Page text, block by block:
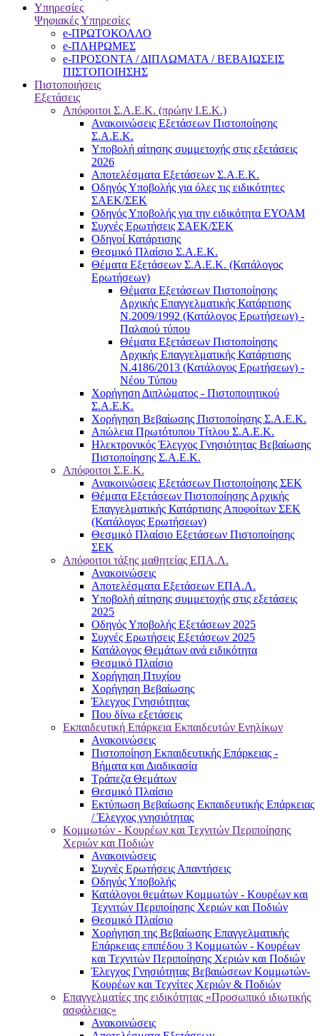
Υπηρεσίες
Ψηφιακές Υπηρεσίες
e-ΠΡΩΤΟΚΟΛΛΟ
e-ΠΛΗΡΩΜΕΣ
e-ΠΡΟΣΟΝΤΑ / ΔΙΠΛΩΜΑΤΑ / ΒΕΒΑΙΩΣΕΙΣ
ΠΙΣΤΟΠΟΙΗΣΗΣ
Πιστοποιήσεις
Εξετάσεις
Απόφοιτοι Σ.Α.Ε.Κ. (πρώην Ι.Ε.Κ.)
Ανακοινώσεις Εξετάσεων Πιστοποίησης
Σ.Α.Ε.Κ.
Υποβολή αίτησης συμμετοχής στις εξετάσεις
2026
Αποτελέσματα Εξετάσεων Σ.Α.Ε.Κ.
Οδηγός Υποβολής για όλες τις ειδικότητες
ΣΑΕΚ/ΣΕΚ
Οδηγός Υποβολής για την ειδικότητα ΕΥΟΑΜ
Συχνές Ερωτήσεις ΣΑΕΚ/ΣΕΚ
Οδηγοί Κατάρτισης
Θεσμικό Πλαίσιο Σ.Α.Ε.Κ.
Θέματα Εξετάσεων Σ.Α.Ε.Κ. (Κατάλογος
Ερωτήσεων)
Θέματα Εξετάσεων Πιστοποίησης
Αρχικής Επαγγελματικής Κατάρτισης
Ν.2009/1992 (Κατάλογος Ερωτήσεων) -
Παλαιού τύπου
Θέματα Εξετάσεων Πιστοποίησης
Αρχικής Επαγγελματικής Κατάρτισης
Ν.4186/2013 (Κατάλογος Ερωτήσεων) -
Νέου Τύπου
Χορήγηση Διπλώματος - Πιστοποιητικού
Σ.Α.Ε.Κ.
Χορήγηση Βεβαίωσης Πιστοποίησης Σ.Α.Ε.Κ.
Απώλεια Πρωτότυπου Τίτλου Σ.Α.Ε.Κ.
Ηλεκτρονικός Έλεγχος Γνησιότητας Βεβαίωσης
Πιστοποίησης Σ.Α.Ε.Κ.
Απόφοιτοι Σ.Ε.Κ.
Ανακοινώσεις Εξετάσεων Πιστοποίησης ΣΕΚ
Θέματα Εξετάσεων Πιστοποίησης Αρχικής
Επαγγελματικής Κατάρτισης Αποφοίτων ΣΕΚ
(Κατάλογος Ερωτήσεων)
Θεσμικό Πλαίσιο Εξετάσεων Πιστοποίησης
ΣΕΚ
Απόφοιτοι τάξης μαθητείας ΕΠΑ.Λ.
Ανακοινώσεις
Αποτελέσματα Εξετάσεων ΕΠΑ.Λ.
Υποβολή αίτησης συμμετοχής στις εξετάσεις
2025
Οδηγός Υποβολής Εξετάσεων 2025
Συχνές Ερωτήσεις Εξετάσεων 2025
Κατάλογος Θεμάτων ανά ειδικότητα
Θεσμικό Πλαίσιο
Χορήγηση Πτυχίου
Χορήγηση Βεβαίωσης
Έλεγχος Γνησιότητας
Που δίνω εξετάσεις
Εκπαιδευτική Επάρκεια Εκπαιδευτών Ενηλίκων
Ανακοινώσεις
Πιστοποίηση Εκπαιδευτικής Επάρκειας -
Βήματα και Διαδικασία
Τράπεζα Θεμάτων
Θεσμικό Πλαίσιο
Εκτύπωση Βεβαίωσης Εκπαιδευτικής Επάρκειας
/ Έλεγχος γνησιότητας
Κομμωτών - Κουρέων και Τεχνιτών Περιποίησης
Χεριών και Ποδιών
Ανακοινώσεις
Συχνές Ερωτήσεις Απαντήσεις
Οδηγός Υποβολής
Κατάλογοι θεμάτων Κομμωτών - Κουρέων και
Τεχνιτών Περιποίησης Χεριών και Ποδιών
Θεσμικό Πλαίσιο
Χορήγηση της Βεβαίωσης Επαγγελματικής
Επάρκειας επιπέδου 3 Κομμωτών - Κουρέων
και Τεχνιτών Περιποίησης Χεριών και Ποδιών
Έλεγχος Γνησιότητας Βεβαιώσεων Κομμωτών-
Κουρέων και Τεχνίτες Χεριών & Ποδιών
Επαγγελματίες της ειδικότητας «Προσωπικό ιδιωτικής
ασφάλειας»
Ανακοινώσεις